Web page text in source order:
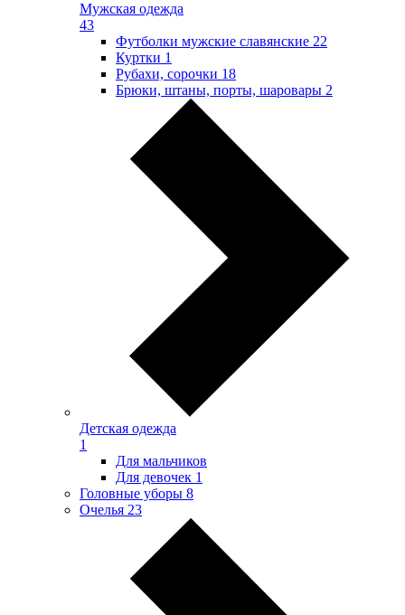
Мужская одежда
43
Футболки мужские славянские 22
Куртки 1
Рубахи, сорочки 18
Брюки, штаны, порты, шаровары 2
Детская одежда
1
Для мальчиков
Для девочек 1
Головные уборы 8
Очелья 23